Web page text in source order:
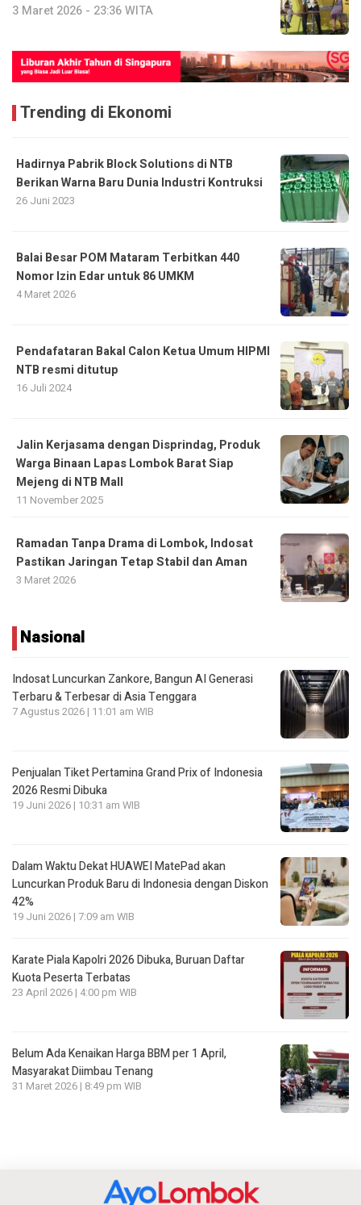
3 Maret 2026 - 23:36 WITA
Trending di Ekonomi
Hadirnya Pabrik Block Solutions di NTB
Berikan Warna Baru Dunia Industri Kontruksi
26 Juni 2023
Balai Besar POM Mataram Terbitkan 440
Nomor Izin Edar untuk 86 UMKM
4 Maret 2026
Pendafataran Bakal Calon Ketua Umum HIPMI
NTB resmi ditutup
16 Juli 2024
Jalin Kerjasama dengan Disprindag, Produk
Warga Binaan Lapas Lombok Barat Siap
Mejeng di NTB Mall
11 November 2025
Ramadan Tanpa Drama di Lombok, Indosat
Pastikan Jaringan Tetap Stabil dan Aman
3 Maret 2026
Nasional
Indosat Luncurkan Zankore, Bangun AI Generasi
Terbaru & Terbesar di Asia Tenggara
7 Agustus 2026 | 11:01 am WIB
Penjualan Tiket Pertamina Grand Prix of Indonesia
2026 Resmi Dibuka
19 Juni 2026 | 10:31 am WIB
Dalam Waktu Dekat HUAWEI MatePad akan
Luncurkan Produk Baru di Indonesia dengan Diskon
42%
19 Juni 2026 | 7:09 am WIB
Karate Piala Kapolri 2026 Dibuka, Buruan Daftar
Kuota Peserta Terbatas
23 April 2026 | 4:00 pm WIB
Belum Ada Kenaikan Harga BBM per 1 April,
Masyarakat Diimbau Tenang
31 Maret 2026 | 8:49 pm WIB